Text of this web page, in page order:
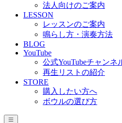
法人向けのご案内
LESSON
レッスンのご案内
鳴らし方・演奏方法
BLOG
YouTube
公式YouTubeチャンネ
再生リストの紹介
STORE
購入したい方へ
ボウルの選び方